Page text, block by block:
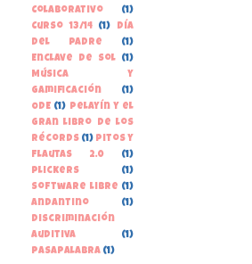
Colaborativo
(1)
Curso 13/14
(1)
Día
del Padre
(1)
Enclave de Sol
(1)
Música y
gamificación
(1)
ODE (1)
Pelayín y el
gran libro de los
récords (1) Pitos y
Flautas 2.0
(1)
Plickers
(1)
Software libre (1)
andantino
(1)
discriminación
auditiva
(1)
pasapalabra (1)